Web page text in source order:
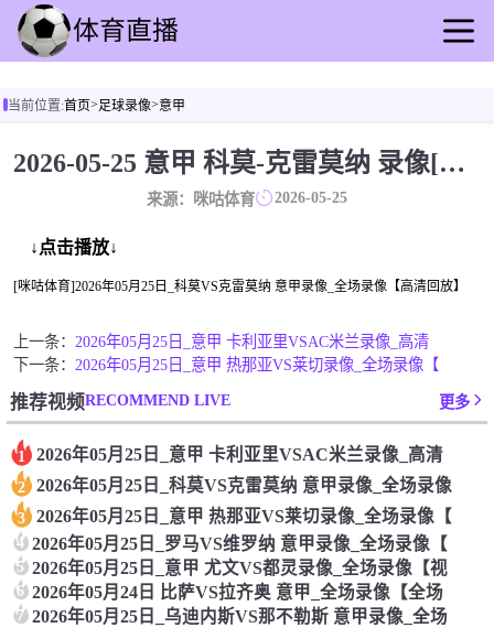
足球直播
足球动态
篮球速报
当前位置:首页>足球录像>意甲
2026-05-25 意甲 科莫-克雷莫纳 录像[咪咕体育]
来源：咪咕体育 2026-05-25
↓点击播放↓
[咪咕体育]2026年05月25日_科莫VS克雷莫纳 意甲录像_全场录像【高清回放】
上一条： 2026年05月25日_意甲 卡利亚里VSAC米兰录像_高清
下一条： 2026年05月25日_意甲 热那亚VS莱切录像_全场录像【
推荐视频RECOMMEND LIVE 更多
1 2026年05月25日_意甲 卡利亚里VSAC米兰录像_高清
2 2026年05月25日_科莫VS克雷莫纳 意甲录像_全场录像
3 2026年05月25日_意甲 热那亚VS莱切录像_全场录像【
4 2026年05月25日_罗马VS维罗纳 意甲录像_全场录像【
5 2026年05月25日_意甲 尤文VS都灵录像_全场录像【视
6 2026年05月24日 比萨VS拉齐奥 意甲_全场录像【全场
7 2026年05月25日_乌迪内斯VS那不勒斯 意甲录像_全场